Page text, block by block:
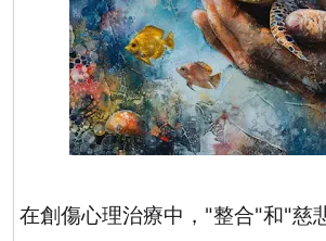
在創傷心理治療中， "整合"和"慈